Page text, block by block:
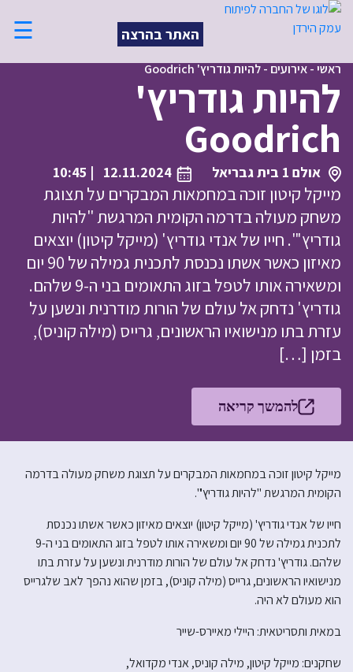
האתר בהרצה ☰
ראשי-אירועים -להיות גודריץ' Goodrich
להיות גודריץ'
Goodrich
אולם 1 בית גבריאל 12.11.2024
| 10:45
מייקל קיטון זוכה במחמאות המבקרים על תצוגת
משחק מעולה בדרמה הקומית המרגשת "להיות
גודריץ'". חייו של אנדי גודריץ' (מייקל קיטון) יוצאים
מאיזון כאשר אשתו נכנסת לתכנית גמילה של 90 יום
ומשאירה אותו לטפל בזוג התאומים בני ה-9 שלהם.
גודריץ' נדחק אל עולם של הורות מודרנית ונשען על
עזרת בתו מנישואיו הראשונים, גרייס (מילה קוניס),
בזמן […]
להמשך קריאה
מייקל קיטון זוכה במחמאות המבקרים על תצוגת משחק מעולה בדרמה
הקומית המרגשת "להיות גודריץ'".
חייו של אנדי גודריץ' (מייקל קיטון) יוצאים מאיזון כאשר אשתו נכנסת
לתכנית גמילה של 90 יום ומשאירה אותו לטפל בזוג התאומים בני ה-9
שלהם. גודריץ' נדחק אל עולם של הורות מודרנית ונשען על עזרת בתו
מנישואיו הראשונים, גרייס (מילה קוניס), בזמן שהוא נהפך לאב שלגרייס
הוא מעולם לא היה.
במאית ותסריטאית: היילי מאיירס-שייר
שחקנים: מייקל קיטון, מילה קוניס, אנדי מקדואל,